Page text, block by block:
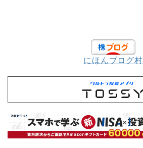
にほんブログ村